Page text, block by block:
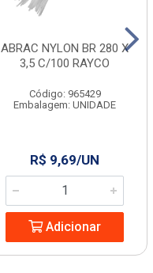
ABRAC NYLON BR 280 X
3,5 C/100 RAYCO
Código: 965429
Embalagem: UNIDADE
R$ 9,69/UN
Adicionar